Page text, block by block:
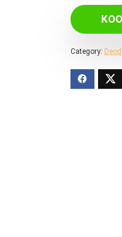
Category: